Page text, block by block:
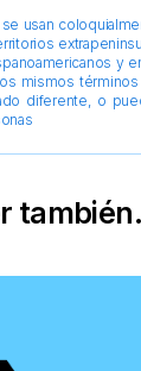
usan
y
mismos
diferente, o